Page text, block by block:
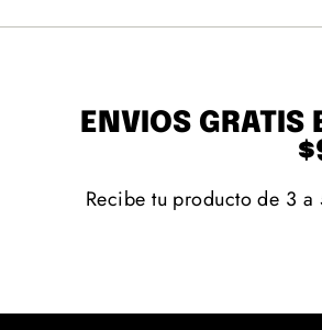
ENVÍOS GRATIS
Recibe tu producto de 3 a